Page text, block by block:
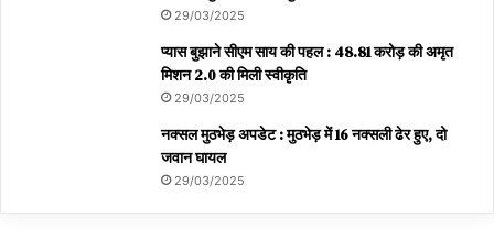
29/03/2025
प्यास बुझाने सीएम साय की पहल : 48.81 करोड़ की अमृत
मिशन 2.0 की मिली स्वीकृति
29/03/2025
नक्सल मुठभेड़ अपडेट : मुठभेड़ में 16 नक्सली ढेर हुए, दो
जवान घायल
29/03/2025